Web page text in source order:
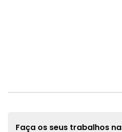
Faça os seus trabalhos na